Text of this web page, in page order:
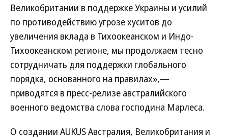
Великобритании в поддержке Украины и усилий
по противодействию угрозе хуситов до
увеличения вклада в Тихоокеанском и Индо-
Тихоокеанском регионе, мы продолжаем тесно
сотрудничать для поддержки глобального
порядка, основанного на правилах»,—
приводятся в пресс-релизе австралийского
военного ведомства слова господина Марлеса.
О создании AUKUS Австралия, Великобритания и